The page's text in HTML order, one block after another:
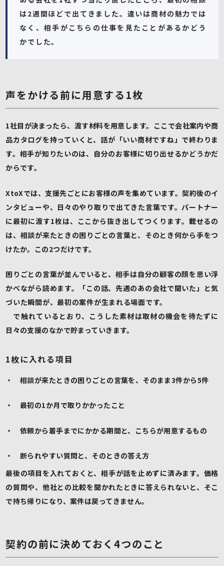
は2週間ほどで出てきました。違いは商材の魅力では
なく、相手がこちらの仕事を見たことがあるかどう
かでした。
声をかける前に用意する1枚
1社目が決まったら、渡す材料を用意します。ここで会社案内や商
品カタログを持っていくと、話が「いい商材ですね」で終わりま
す。相手が知りたいのは、自分のお客様に切り出せるかどうかだ
からです。
XtoXでは、支援先ごとにお客様の声を集めています。契約後のイ
ンタビューや、日々のやり取りで出てきた言葉です。パートナー
に最初に渡す1枚は、ここから抜き出してつくります。載せるの
は、相談が来たときの困りごとの言葉と、そのとき何から手をつ
けたか。この2つだけです。
困りごとの言葉が並んでいると、相手は自分の顧客の顔を思い浮
かべながら読めます。「この話、先週のあの会社で聞いた」と気
づいた瞬間が、最初の案件が生まれる場面です。
で触れているとおり、こうした素材は取材の機会を待たずに
日々の支援のなかで貯まっていきます。
1枚に入れる項目
・ 相談が来たときの困りごとの言葉を、そのまま3件から5件
・ 最初の1か月で取りかかったこと
・ 依頼から着手までにかかる期間と、こちらが用意するもの
・ 断られやすい質問と、そのときの答え方
最後の項目を入れておくと、相手が話を止めずに済みます。価格
の質問や、他社との比較を聞かれたときに答えられないと、そこ
で持ち帰りになり、案件は戻ってきません。
契約の前に決めておく4つのこと